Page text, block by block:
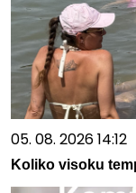
05. 08. 2026 14:12
Koliko visoku